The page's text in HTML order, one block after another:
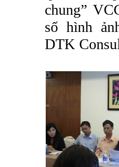
chung”
số hình
DTK